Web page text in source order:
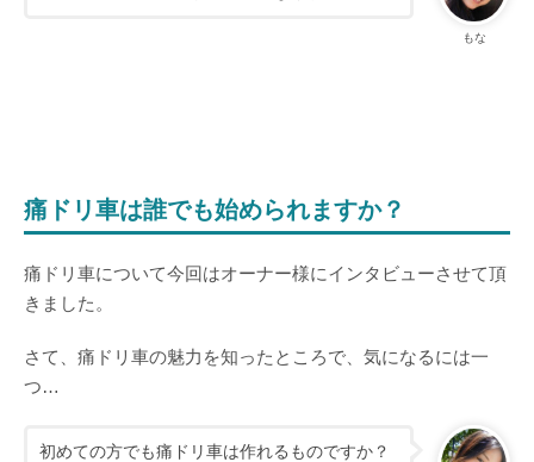
もな
痛ドリ車は誰でも始められますか？
痛ドリ車について今回はオーナー様にインタビューさせて頂
きました。
さて、痛ドリ車の魅力を知ったところで、気になるには一
つ…
初めての方でも痛ドリ車は作れるものですか？